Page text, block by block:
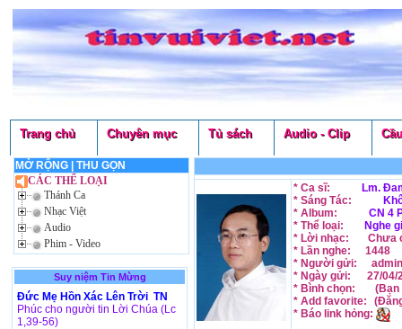
Trang chủ Chuyên mục Tủ sách Audio - Clip
MỞ RỘNG
THU GỌN
CÁC THỂ LOẠI
Thánh Ca
Nhạc Việt
Audio
Phim - Video
Suy niệm Tin Mừng
Đức Mẹ Hồn Xác Lên Trời TN
Phúc cho người tin Lời Chúa (Lc
1,39-56)
* Ca sĩ:
Lm.
* Sáng Tác:
* Album:
CN 4
* Thể loại:
Nghe
* Lời nhạc:
Chưa
* Lần nghe:
1448
* Người gửi:
admin
* Ngày gửi:
27/04/
* Bình chọn:
(Bạn
* Add favorite:
* Báo link hỏng: